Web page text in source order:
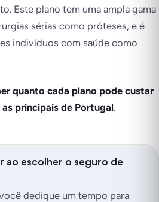
Este plano tem uma ampla gama
sérias como próteses, e é
indivíduos com saúde como
quanto cada plano pode custar
principais de Portugal.
ao escolher o seguro de
dedique um tempo para